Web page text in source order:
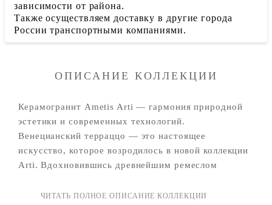
зависимости от района.
Также осуществляем доставку в другие города
России транспортными компаниями.
ОПИСАНИЕ КОЛЛЕКЦИИ
Керамогранит Ametis Arti — гармония природной
эстетики и современных технологий.
Венецианский терраццо — это настоящее
искусство, которое возродилось в новой коллекции
Arti. Вдохновившись древнейшим ремеслом
разработали новый дизайн с сохранением традиций